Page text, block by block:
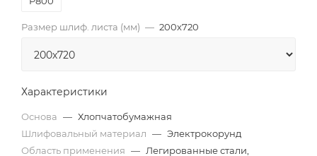
Размер шлиф. листа (мм) — 200х720
Характеристики
Основа — Хлопчатобумажная
Шлифовальный материал — Электрокорунд
Область применения — Легированные стали,